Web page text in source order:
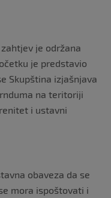
je održana
je predstavio
Skupština izjašnjava
na teritoriji
i ustavni
obaveza da se
mora ispoštovati i